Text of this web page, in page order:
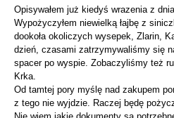
Opisywałem już kiedyś wrazenia z
Wypożyczyłem niewielką łajbę z
dookoła okoliczych wysepek, Zlarin,
dzień, czasami zatrzymywaliśmy się
spacer po wyspie. Zobaczyliśmy też
Krka.
Od tamtej pory myślę nad zakupem
z tego nie wyjdzie. Raczej będę